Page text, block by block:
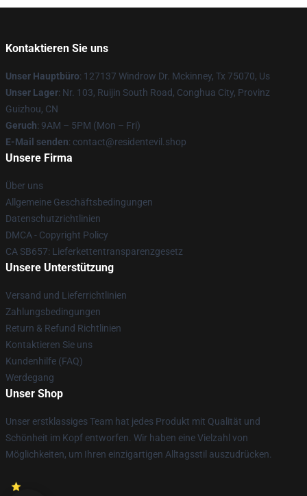
Kontaktieren Sie uns
Unser Hauptbüro: 127137 Windrow Dr. Mckinney, Tx 75070, Us
Unser Lager: Nr. 103, Ruijin South Road, Conghua City, Provinz
Guizhou, CN
Geruch: 9AM – 5PM (Mon – Fri)
E-Mail senden: contact@residentevil.shop
Unsere Firma
Über uns
Allgemeine Geschäftsbedingungen
Datenschutzrichtlinien
DMCA - Copyright Policy
CA SB657: Lieferkettentransparenzgesetz
Unsere Unterstützung
Versand und Lieferrichtlinien
Zahlungsbedingungen
Return & Refund Richtlinien
Kontaktieren Sie uns
Kundenhilfe (FAQ)
Werdegang
Unser Shop
Unser erstklassiges Team hat jedes Produkt mit Qualität und
Schönheit im Kopf entworfen. Wir haben eine Vielzahl von
Möglichkeiten, um Ihren einzigartigen Alltagsstil auszudrücken.